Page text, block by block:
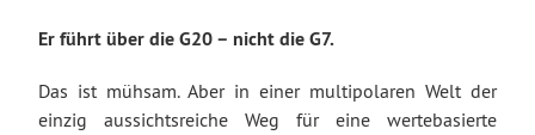
Er führt über die G20 – nicht die G7.
Das ist mühsam. Aber in einer multipolaren Welt der
einzig aussichtsreiche Weg für eine wertebasierte